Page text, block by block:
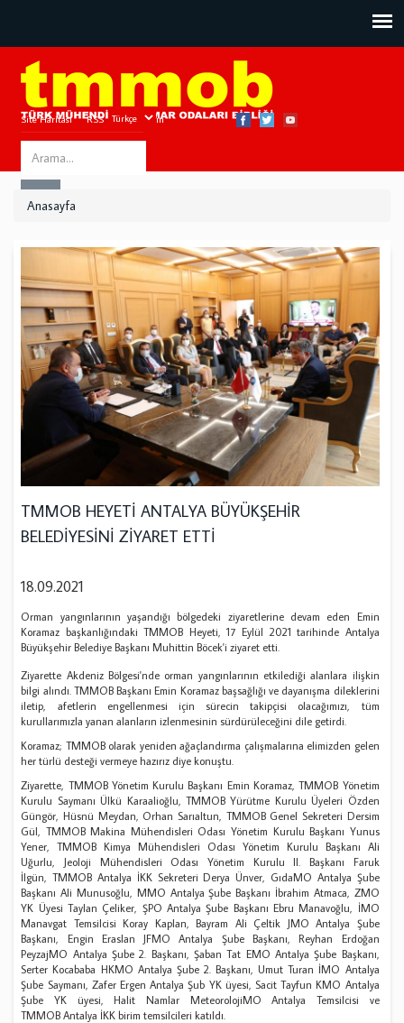
Site Haritası RSS Bize Ulaşın
Search
this
Anasayfa
TMMOB HEYETİ ANTALYA BÜYÜKŞEHİR
BELEDİYESİNİ ZİYARET ETTİ
18.09.2021
Orman yangınlarının yaşandığı bölgedeki ziyaretlerine devam eden Emin
Koramaz başkanlığındaki TMMOB Heyeti, 17 Eylül 2021 tarihinde Antalya
Büyükşehir Belediye Başkanı Muhittin Böcek'i ziyaret etti.
Ziyarette Akdeniz Bölgesi'nde orman yangınlarının etkilediği alanlara ilişkin
bilgi alındı. TMMOB Başkanı Emin Koramaz başsağlığı ve dayanışma dileklerini
iletip, afetlerin engellenmesi için sürecin takipçisi olacağımızı, tüm
kurullarımızla yanan alanların izlenmesinin sürdürüleceğini dile getirdi.
Koramaz; TMMOB olarak yeniden ağaçlandırma çalışmalarına elimizden gelen
her türlü desteği vermeye hazırız diye konuştu.
Ziyarette, TMMOB Yönetim Kurulu Başkanı Emin Koramaz, TMMOB Yönetim
Kurulu Saymanı Ülkü Karaalioğlu, TMMOB Yürütme Kurulu Üyeleri Özden
Güngör, Hüsnü Meydan, Orhan Sarıaltun, TMMOB Genel Sekreteri Dersim
Gül, TMMOB Makina Mühendisleri Odası Yönetim Kurulu Başkanı Yunus
Yener, TMMOB Kimya Mühendisleri Odası Yönetim Kurulu Başkanı Ali
Uğurlu, Jeoloji Mühendisleri Odası Yönetim Kurulu II. Başkanı Faruk
İlgün, TMMOB Antalya İKK Sekreteri Derya Ünver, GıdaMO Antalya Şube
Başkanı Ali Munusoğlu, MMO Antalya Şube Başkanı İbrahim Atmaca, ZMO
YK Üyesi Taylan Çeliker, ŞPO Antalya Şube Başkanı Ebru Manavoğlu, İMO
Manavgat Temsilcisi Koray Kaplan, Bayram Ali Çeltik JMO Antalya Şube
Başkanı, Engin Eraslan JFMO Antalya Şube Başkanı, Reyhan Erdoğan
PeyzajMO Antalya Şube 2. Başkanı, Şaban Tat EMO Antalya Şube Başkanı,
Serter Kocababa HKMO Antalya Şube 2. Başkanı, Umut Turan İMO Antalya
Şube Saymanı, Zafer Ergen Antalya Şub YK üyesi, Sacit Tayfun KMO Antalya
Şube YK üyesi, Halit Namlar MeteorolojiMO Antalya Temsilcisi ve
TMMOB Antalya İKK birim temsilcileri katıldı.